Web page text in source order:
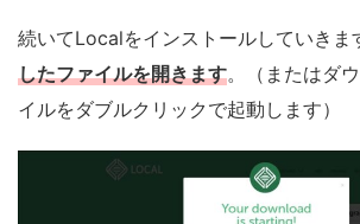
続いてLocalをインストールしていきま
したファイルを開きます。（またはダ
イルをダブルクリックで起動します）